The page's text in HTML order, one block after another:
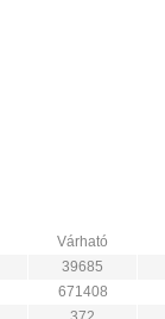
Várható
39685
671408